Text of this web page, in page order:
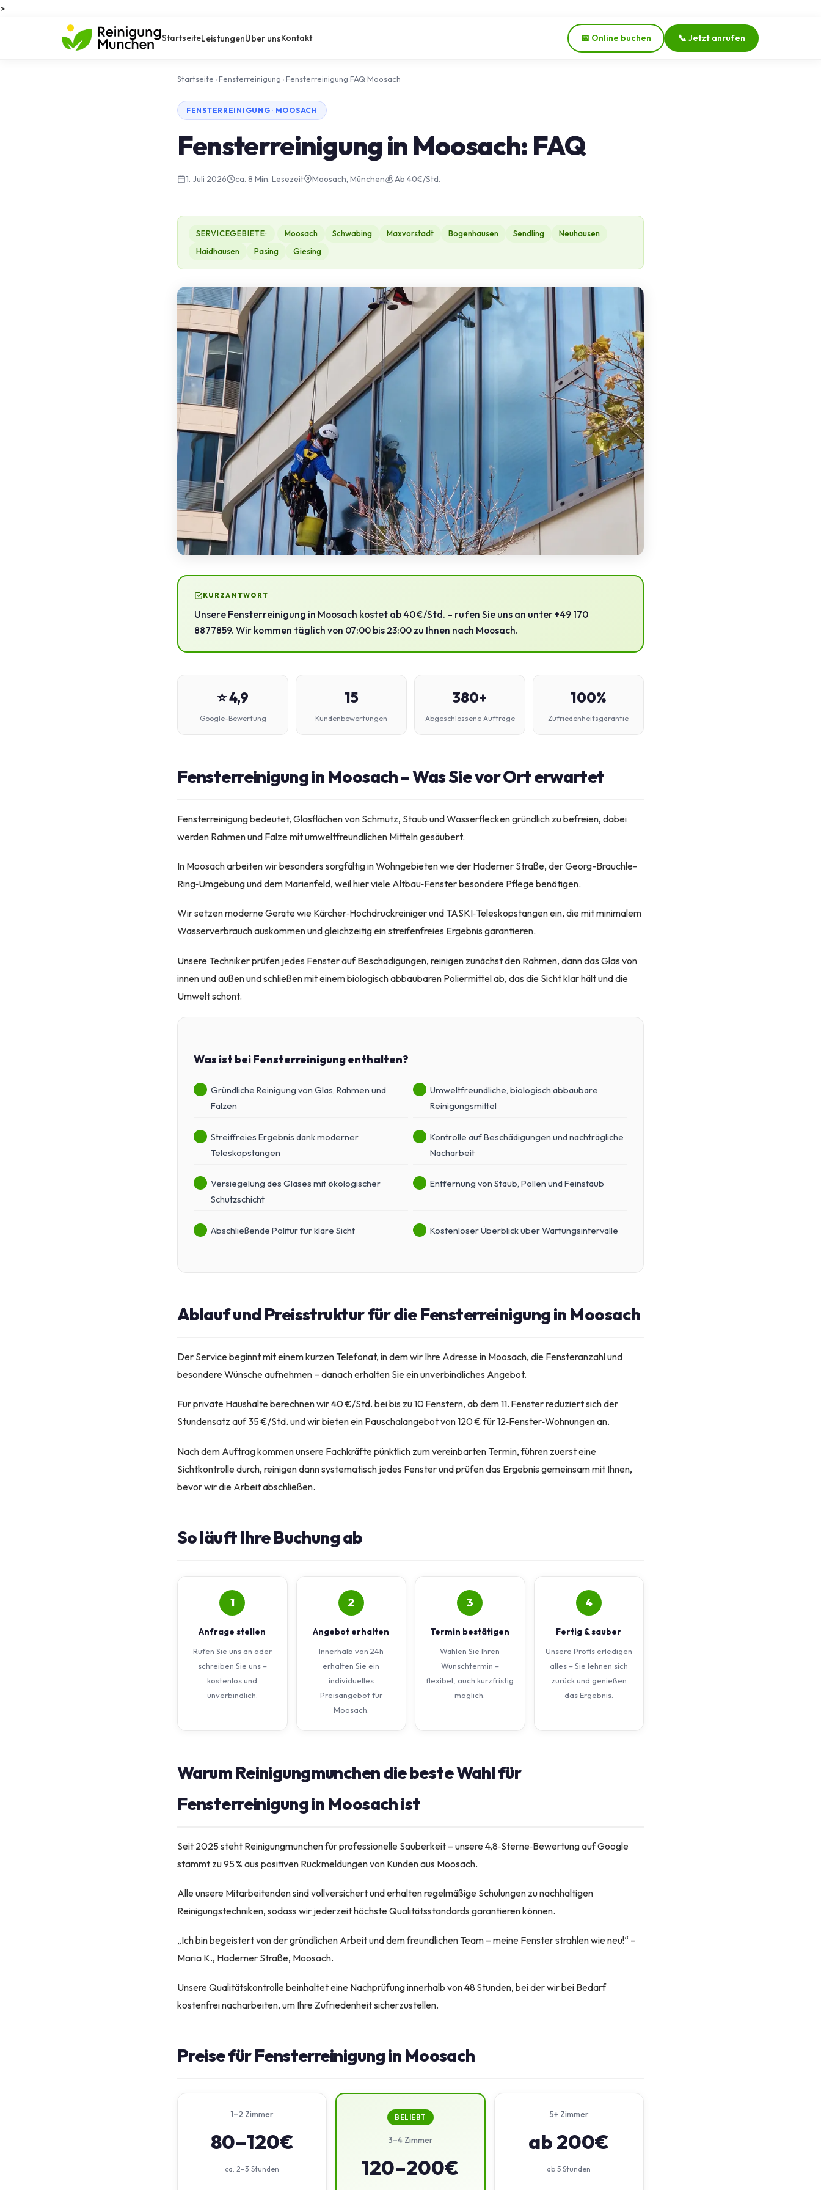
>
StartseiteLeistungenÜber unsKontakt 📅 Online buchen 📞 Jetzt anrufen
Startseite ›Fensterreinigung ›Fensterreinigung FAQ Moosach
FENSTERREINIGUNG · MOOSACH
Fensterreinigung in Moosach: FAQ
1. Juli 2026 ca. 8 Min. Lesezeit Moosach, München💰 Ab 40€/Std.
SERVICEGEBIETE: Moosach Schwabing Maxvorstadt Bogenhausen Sendling
Neuhausen
Haidhausen
Pasing Giesing
KURZANTWORT
Unsere Fensterreinigung in Moosach kostet ab 40 €/Std. – rufen Sie uns an unter +49 170
8877859. Wir kommen täglich von 07:00 bis 23:00 zu Ihnen nach Moosach.
⭐ 4,9
Google-Bewertung
15
Kundenbewertungen
380+
Abgeschlossene Aufträge
100%
Zufriedenheitsgarantie
Fensterreinigung in Moosach – Was Sie vor Ort erwartet
Fensterreinigung bedeutet, Glasflächen von Schmutz, Staub und Wasserflecken gründlich zu befreien, dabei
werden Rahmen und Falze mit umweltfreundlichen Mitteln gesäubert.
In Moosach arbeiten wir besonders sorgfältig in Wohngebieten wie der Haderner Straße, der Georg-Brauchle-
Ring‑Umgebung und dem Marienfeld, weil hier viele Altbau‑Fenster besondere Pflege benötigen.
Wir setzen moderne Geräte wie Kärcher‑Hochdruckreiniger und TASKI‑Teleskopstangen ein, die mit minimalem
Wasserverbrauch auskommen und gleichzeitig ein streifenfreies Ergebnis garantieren.
Unsere Techniker prüfen jedes Fenster auf Beschädigungen, reinigen zunächst den Rahmen, dann das Glas von
innen und außen und schließen mit einem biologisch abbaubaren Poliermittel ab, das die Sicht klar hält und die
Umwelt schont.
Was ist bei Fensterreinigung enthalten?
Gründliche Reinigung von Glas, Rahmen und
Falzen
Umweltfreundliche, biologisch abbaubare
Reinigungsmittel
Streiffreies Ergebnis dank moderner
Teleskopstangen
Kontrolle auf Beschädigungen und nachträgliche
Nacharbeit
Versiegelung des Glases mit ökologischer
Schutzschicht
Entfernung von Staub, Pollen und Feinstaub
Abschließende Politur für klare Sicht Kostenloser Überblick über Wartungsintervalle
Ablauf und Preisstruktur für die Fensterreinigung in Moosach
Der Service beginnt mit einem kurzen Telefonat, in dem wir Ihre Adresse in Moosach, die Fensteranzahl und
besondere Wünsche aufnehmen – danach erhalten Sie ein unverbindliches Angebot.
Für private Haushalte berechnen wir 40 €/Std. bei bis zu 10 Fenstern, ab dem 11. Fenster reduziert sich der
Stundensatz auf 35 €/Std. und wir bieten ein Pauschalangebot von 120 € für 12‑Fenster‑Wohnungen an.
Nach dem Auftrag kommen unsere Fachkräfte pünktlich zum vereinbarten Termin, führen zuerst eine
Sichtkontrolle durch, reinigen dann systematisch jedes Fenster und prüfen das Ergebnis gemeinsam mit Ihnen,
bevor wir die Arbeit abschließen.
So läuft Ihre Buchung ab
1
Anfrage stellen
Rufen Sie uns an oder
schreiben Sie uns –
kostenlos und
unverbindlich.
2
Angebot erhalten
Innerhalb von 24h
erhalten Sie ein
individuelles
Preisangebot für
Moosach.
3
Termin bestätigen
Wählen Sie Ihren
Wunschtermin –
flexibel, auch kurzfristig
möglich.
4
Fertig & sauber
Unsere Profis erledigen
alles – Sie lehnen sich
zurück und genießen
das Ergebnis.
Warum Reinigungmunchen die beste Wahl für
Fensterreinigung in Moosach ist
Seit 2025 steht Reinigungmunchen für professionelle Sauberkeit – unsere 4,8‑Sterne‑Bewertung auf Google
stammt zu 95 % aus positiven Rückmeldungen von Kunden aus Moosach.
Alle unsere Mitarbeitenden sind vollversichert und erhalten regelmäßige Schulungen zu nachhaltigen
Reinigungstechniken, sodass wir jederzeit höchste Qualitätsstandards garantieren können.
„Ich bin begeistert von der gründlichen Arbeit und dem freundlichen Team – meine Fenster strahlen wie neu!“ –
Maria K., Haderner Straße, Moosach.
Unsere Qualitätskontrolle beinhaltet eine Nachprüfung innerhalb von 48 Stunden, bei der wir bei Bedarf
kostenfrei nacharbeiten, um Ihre Zufriedenheit sicherzustellen.
Preise für Fensterreinigung in Moosach
1–2 Zimmer
80–120€
ca. 2–3 Stunden
BELIEBT
3–4 Zimmer
120–200€
5+ Zimmer
ab 200€
ab 5 Stunden